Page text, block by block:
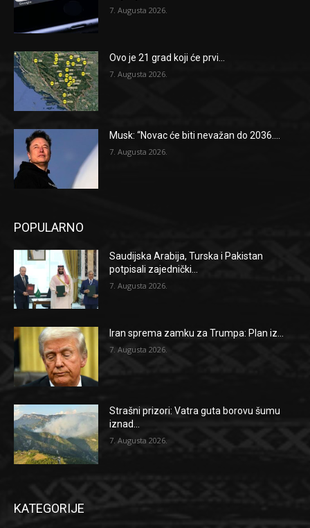
7. Augusta 2026.
Ovo je 21 grad koji će prvi...
7. Augusta 2026.
Musk: “Novac će biti nevažan do 2036....
7. Augusta 2026.
POPULARNO
Saudijska Arabija, Turska i Pakistan
potpisali zajednički...
7. Augusta 2026.
Iran sprema zamku za Trumpa: Plan iz...
7. Augusta 2026.
Strašni prizori: Vatra guta borovu šumu
iznad...
7. Augusta 2026.
KATEGORIJE